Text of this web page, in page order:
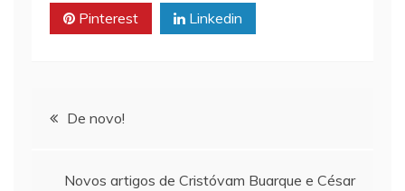
p
k
Pinterest Linkedin
Navegação
De novo!
Novos artigos de Cristóvam Buarque e César